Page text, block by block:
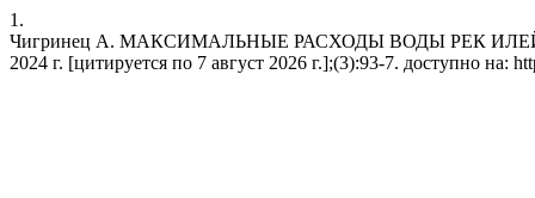
1.
Чигринец А. МАКСИМАЛЬНЫЕ РАСХОДЫ ВОДЫ РЕК
2024 г. [цитируется по 7 август 2026 г.];(3):93-7. доступно на: